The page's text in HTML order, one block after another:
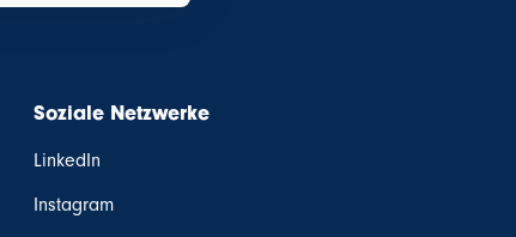
Soziale Netzwerke
LinkedIn
Instagram